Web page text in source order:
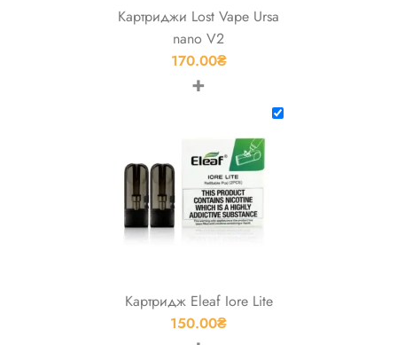
Картриджи Lost Vape Ursa
nano V2
170.00₴
+
Картридж Eleaf Iore Lite
150.00₴